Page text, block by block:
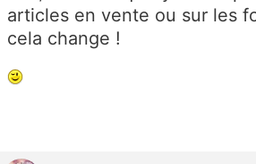
articles en vente ou sur les
cela change !